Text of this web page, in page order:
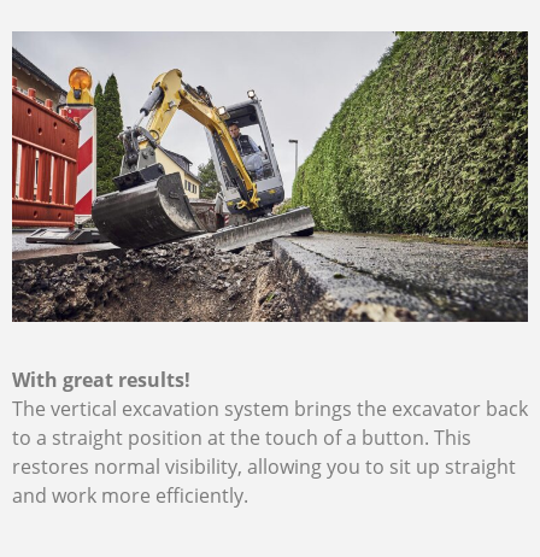
With great results!
The vertical excavation system brings the excavator back
to a straight position at the touch of a button. This
restores normal visibility, allowing you to sit up straight
and work more efficiently.